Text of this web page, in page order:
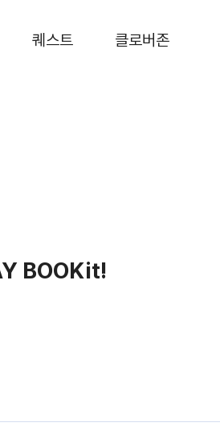
퀘스트 클로버존
BOOKit!